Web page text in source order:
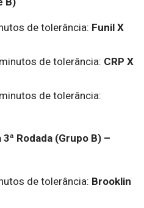
de tolerância: Funil X
de tolerância: CRP X
de tolerância:
Rodada (Grupo B) –
de tolerância: Brooklin